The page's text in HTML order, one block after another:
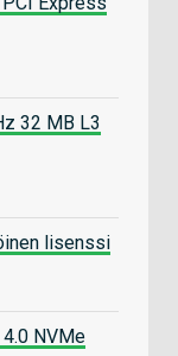
32 MB L3
lisenssi
NVMe